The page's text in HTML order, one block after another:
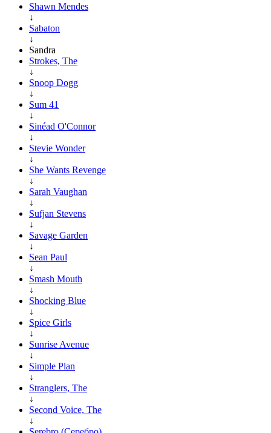
Shawn Mendes
↓
Sabaton
↓
Sandra
Strokes, The
↓
Snoop Dogg
↓
Sum 41
↓
Sinéad O'Connor
↓
Stevie Wonder
↓
She Wants Revenge
↓
Sarah Vaughan
↓
Sufjan Stevens
↓
Savage Garden
↓
Sean Paul
↓
Smash Mouth
↓
Shocking Blue
↓
Spice Girls
↓
Sunrise Avenue
↓
Simple Plan
↓
Stranglers, The
↓
Second Voice, The
↓